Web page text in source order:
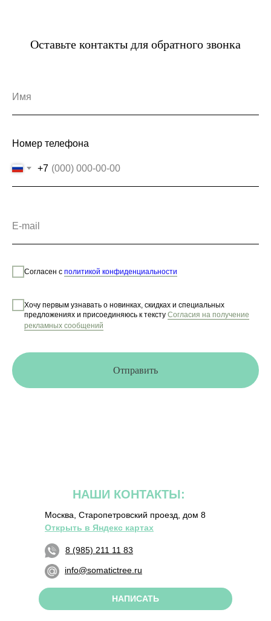
Оставьте контакты для обратного звонка
Номер телефона
+7
Согласен с политикой конфиденциальности
Хочу первым узнавать о новинках, скидках и специальных
предложениях и присоединяюсь к тексту Согласия на получение
рекламных сообщений
Отправить
НАШИ КОНТАКТЫ:
Москва, Старопетровский проезд, дом 8
Открыть в Яндекс картах
8 (985) 211 11 83
info@somatictree.ru
НАПИСАТЬ